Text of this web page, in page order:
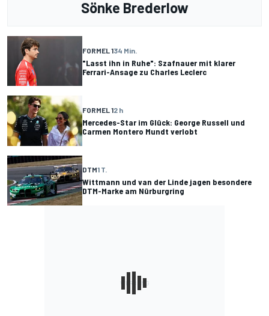
Sönke Brederlow
FORMEL 134 Min.
"Lasst ihn in Ruhe": Szafnauer mit klarer
Ferrari-Ansage zu Charles Leclerc
FORMEL 12 h
Mercedes-Star im Glück: George Russell und
Carmen Montero Mundt verlobt
DTM1 T.
Wittmann und van der Linde jagen besondere
DTM-Marke am Nürburgring